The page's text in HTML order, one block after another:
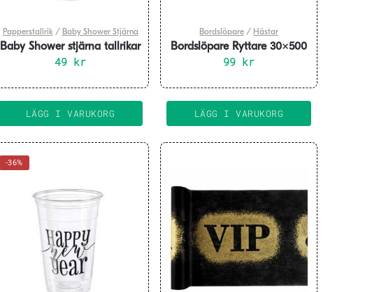
Papperstallrik/ Baby Shower Stjärna
Baby Shower stjärna tallrikar
8-pack
49 kr
LÄGG I VARUKORG
Bordslöpare / Hästar
Bordslöpare Ryttare 30×500
cm
99 kr
LÄGG I VARUKORG
-36%